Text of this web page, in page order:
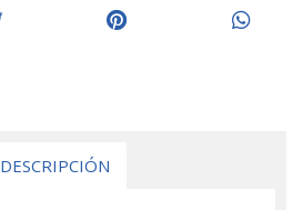
DESCRIPCIÓN